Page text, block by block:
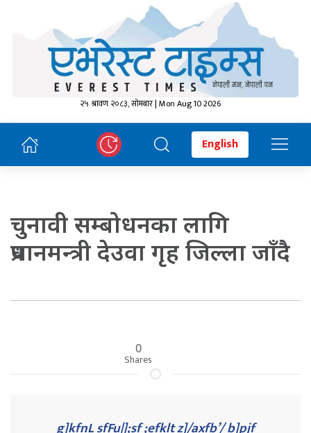
२५ श्रावण २०८३, सोमबार | Mon Aug 10 2026
English
चुनावी सम्बोधनका लागि
प्रधानमन्त्री देउवा गृह जिल्ला जाँदै
0
Shares
g]kfnL sfFu|];sf ;efklt z]/axfb’/ b]pjf